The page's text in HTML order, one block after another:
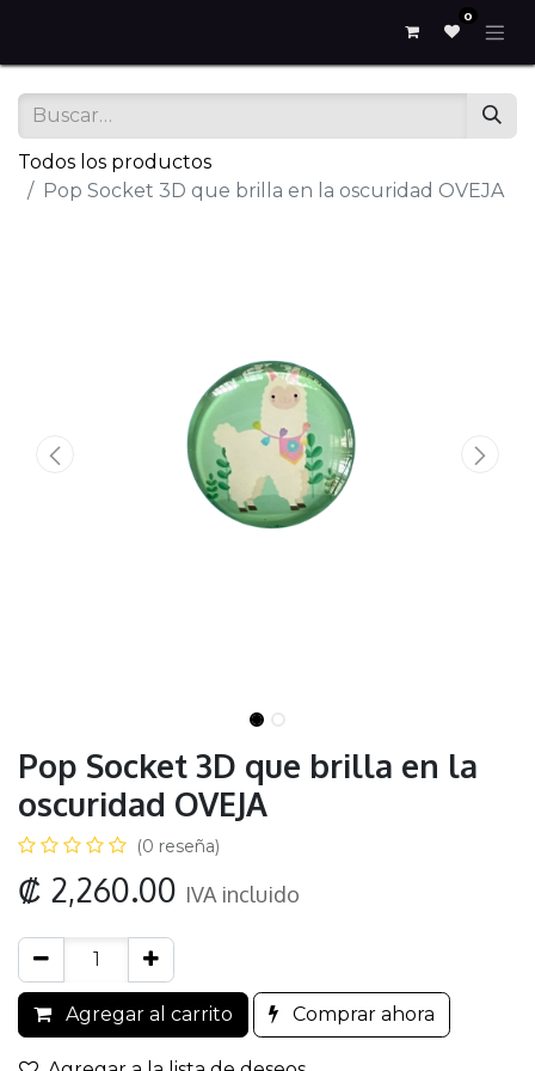
0
Todos los productos
Pop Socket 3D que brilla en la oscuridad OVEJA
Pop Socket 3D que brilla en la
oscuridad OVEJA
(0 reseña)
₡ 2,260.00 IVA incluido
Agregar al carrito Comprar ahora